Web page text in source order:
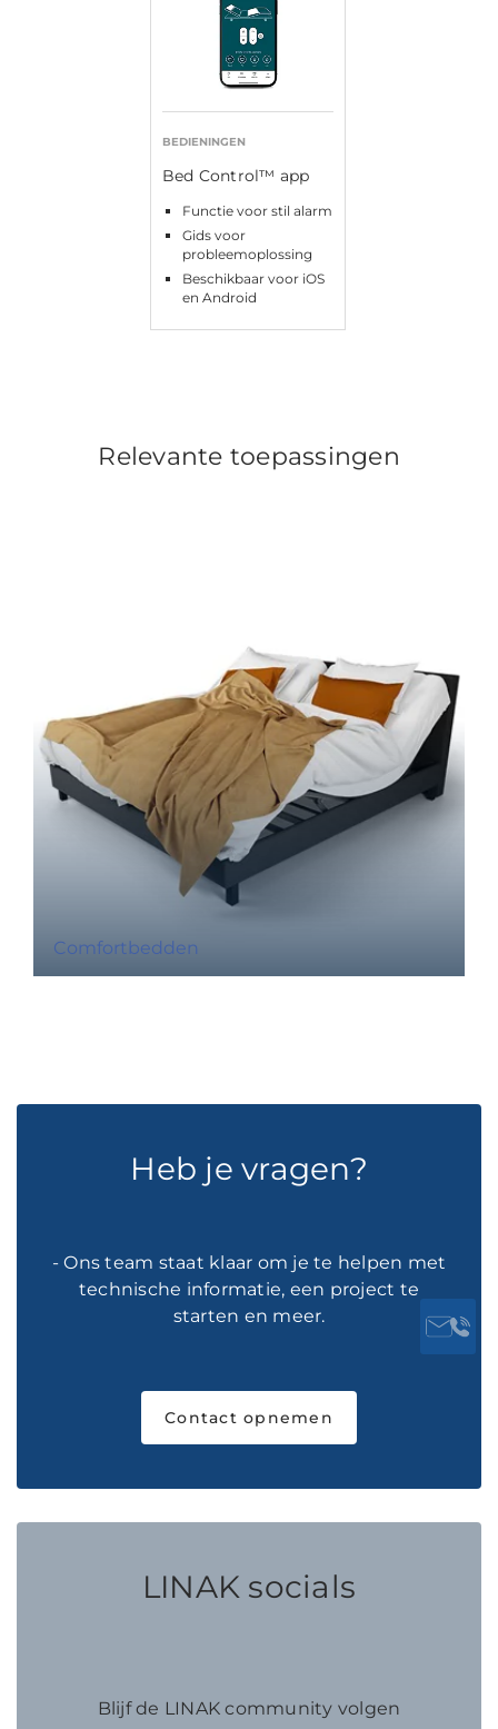
BEDIENINGEN
Bed Control™ app
Functie voor stil alarm
Gids voor
probleemoplossing
Beschikbaar voor iOS
en Android
Relevante toepassingen
Comfortbedden
Heb je vragen?
- Ons team staat klaar om je te helpen met
technische informatie, een project te
starten en meer.
Contact opnemen
LINAK socials
Blijf de LINAK community volgen